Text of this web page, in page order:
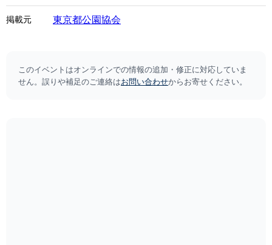
掲載元 東京都公園協会
このイベントはオンラインでの情報の追加・修正に対応していま
せん。誤りや補足のご連絡はお問い合わせからお寄せください。